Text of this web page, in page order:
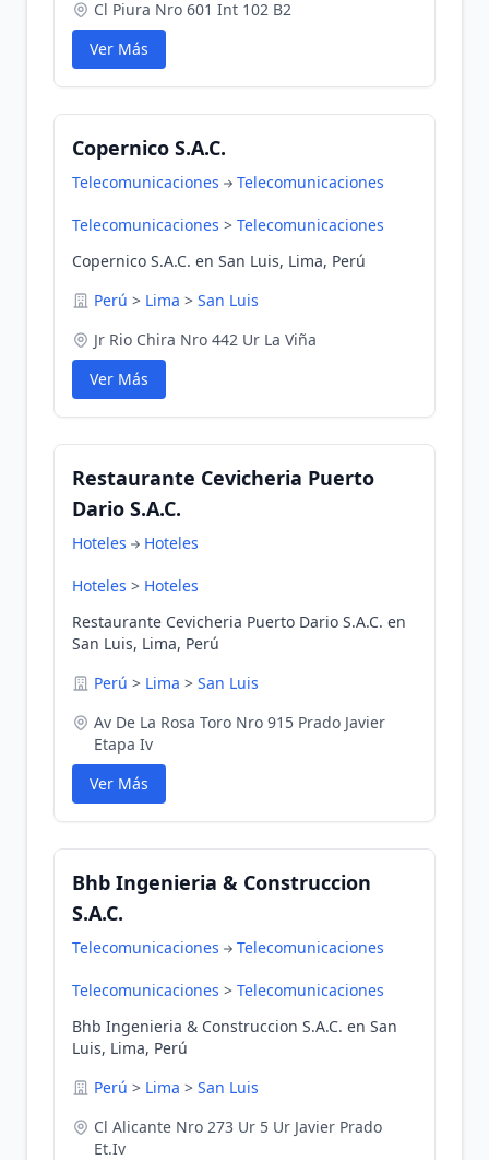
Cl Piura Nro 601 Int 102 B2
Ver Más
Copernico S.A.C.
Telecomunicaciones Telecomunicaciones
Telecomunicaciones > Telecomunicaciones
Copernico S.A.C. en San Luis, Lima, Perú
Perú > Lima > San Luis
Jr Rio Chira Nro 442 Ur La Viña
Ver Más
Restaurante Cevicheria Puerto
Dario S.A.C.
Hoteles Hoteles
Hoteles > Hoteles
Restaurante Cevicheria Puerto Dario S.A.C. en
San Luis, Lima, Perú
Perú > Lima > San Luis
Av De La Rosa Toro Nro 915 Prado Javier
Etapa Iv
Ver Más
Bhb Ingenieria & Construccion
S.A.C.
Telecomunicaciones Telecomunicaciones
Telecomunicaciones > Telecomunicaciones
Bhb Ingenieria & Construccion S.A.C. en San
Luis, Lima, Perú
Perú > Lima > San Luis
Cl Alicante Nro 273 Ur 5 Ur Javier Prado
Et.Iv